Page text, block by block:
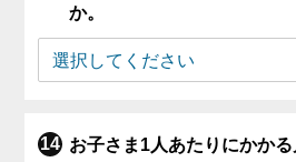
か。
お子さま1人あたりにかか